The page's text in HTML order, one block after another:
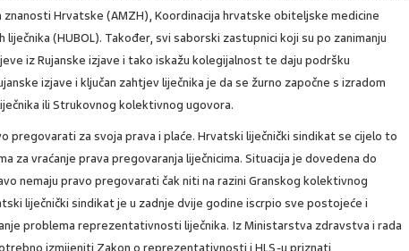
znanosti Hrvatske (AMZH), Koordinacija hrvatske obiteljske medicine
(HUBOL). Također, svi saborski zastupnici koji su po zanimanju
iz Rujanske izjave i tako iskažu kolegijalnost te daju podršku
izjave i ključan zahtjev liječnika je da se žurno započne s izradom
ili Strukovnog kolektivnog ugovora.
pregovarati za svoja prava i plaće. Hrvatski liječnički sindikat se cijelo to
za vraćanje prava pregovaranja liječnicima. Situacija je dovedena do
nemaju pravo pregovarati čak niti na razini Granskog kolektivnog
liječnički sindikat je u zadnje dvije godine iscrpio sve postojeće i
problema reprezentativnosti liječnika. Iz Ministarstva zdravstva i rada
izmijeniti Zakon o reprezentativnosti i HLS-u priznati